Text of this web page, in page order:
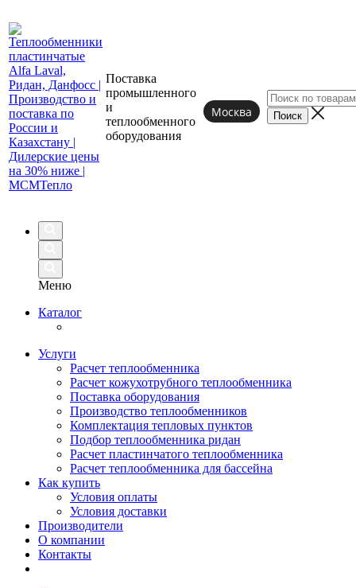
Поставка
промышленного
и
теплообменного
оборудования
Москва
Меню
Каталог
Услуги
Расчет теплообменника
Расчет кожухотрубного теплообменника
Поставка оборудования
Производство теплообменников
Комплектация тепловых пунктов
Подбор теплообменника ридан
Расчет пластинчатого теплообменника
Расчет теплообменника для бассейна
Как купить
Условия оплаты
Условия доставки
Производители
О компании
Контакты